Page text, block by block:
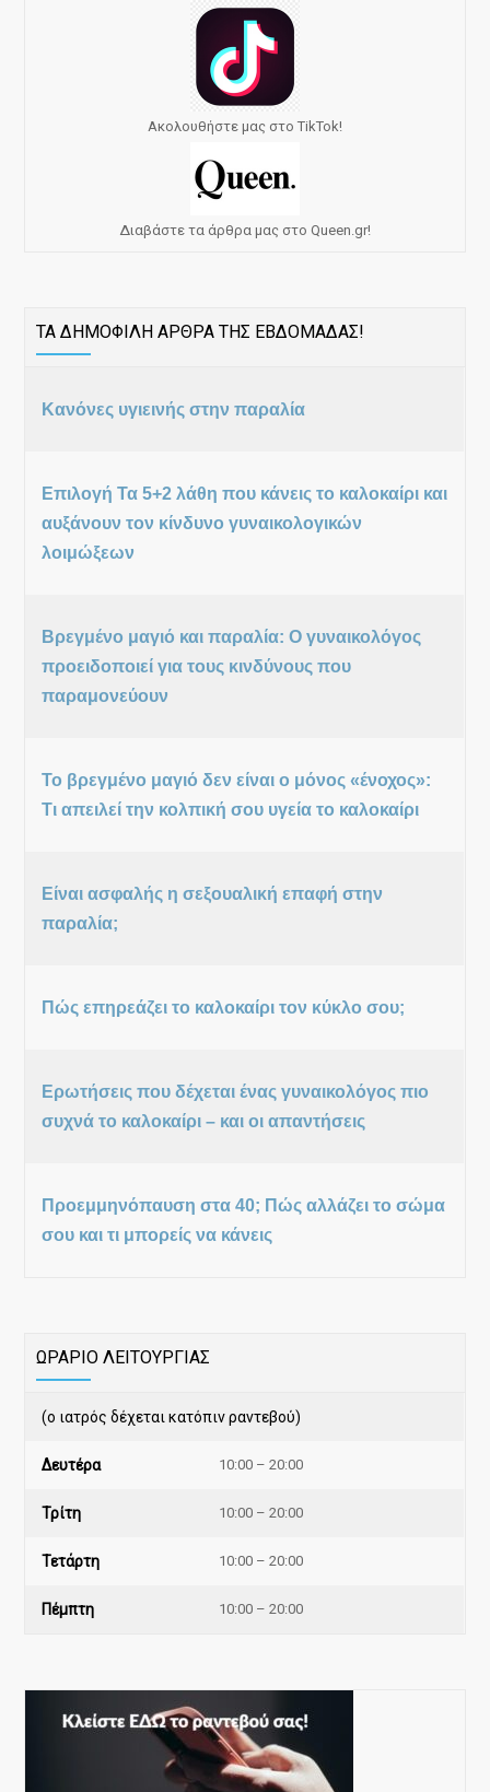
Ακολουθήστε μας στο TikTok!
Διαβάστε τα άρθρα μας στο Queen.gr!
ΤΑ ΔΗΜΟΦΙΛΗ ΑΡΘΡΑ ΤΗΣ ΕΒΔΟΜΑΔΑΣ!
Κανόνες υγιεινής στην παραλία
Επιλογή Τα 5+2 λάθη που κάνεις το καλοκαίρι και
αυξάνουν τον κίνδυνο γυναικολογικών
λοιμώξεων
Βρεγμένο μαγιό και παραλία: Ο γυναικολόγος
προειδοποιεί για τους κινδύνους που
παραμονεύουν
Το βρεγμένο μαγιό δεν είναι ο μόνος «ένοχος»:
Τι απειλεί την κολπική σου υγεία το καλοκαίρι
Είναι ασφαλής η σεξουαλική επαφή στην
παραλία;
Πώς επηρεάζει το καλοκαίρι τον κύκλο σου;
Ερωτήσεις που δέχεται ένας γυναικολόγος πιο
συχνά το καλοκαίρι – και οι απαντήσεις
Προεμμηνόπαυση στα 40; Πώς αλλάζει το σώμα
σου και τι μπορείς να κάνεις
ΩΡΑΡΙΟ ΛΕΙΤΟΥΡΓΙΑΣ
(ο ιατρός δέχεται κατόπιν ραντεβού)
Δευτέρα 10:00 – 20:00
Τρίτη 10:00 – 20:00
Τετάρτη 10:00 – 20:00
Πέμπτη 10:00 – 20:00